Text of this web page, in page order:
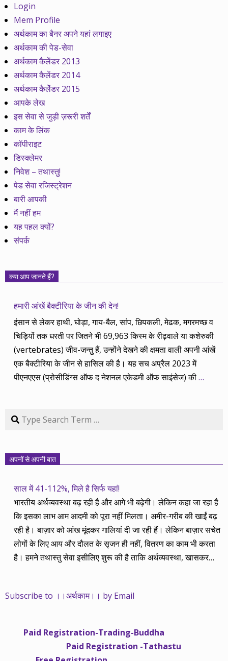
Login
Mem Profile
अर्थकाम का बैनर अपने यहां लगाइए
अर्थकाम की पेड-सेवा
अर्थकाम कैलेंडर 2013
अर्थकाम कैलेंडर 2014
अर्थकाम कैलेेंडर 2015
आपके लेख
इस सेवा से जुड़ी ज़रूरी शर्तें
काम के लिंक
कॉपीराइट
डिस्क्लेमर
निवेश – तथास्तु!
पेड सेवा रजिस्ट्रेशन
बारी आपकी
मैं नहीं हम
यह पहल क्यों?
संपर्क
क्या आप जानते हैं?
हमारी आंखें बैक्टीरिया के जीन की देन!
इंसान से लेकर हाथी, घोड़ा, गाय-बैल, सांप, छिपकली, मेढक, मगरमच्छ व
चिड़ियों तक धरती पर जितने भी 69,963 किस्म के रीढ़वाले या कशेरुकी
(vertebrates) जीव-जन्तु हैं, उन्होंने देखने की क्षमता वाली अपनी आंखें
एक बैक्टीरिया के जीन से हासिल की है। यह सच अप्रैल 2023 में
पीएनएएस (प्रोसीडिंग्स ऑफ द नेशनल एकेडमी ऑफ साइंसेज) की…
Search
अपनों से अपनी बात
साल में 41-112%, मिले है सिर्फ यहां!
भारतीय अर्थव्यवस्था बढ़ रही है और आगे भी बढ़ेगी। लेकिन कहा जा रहा है
कि इसका लाभ आम आदमी को पूरा नहीं मिलता। अमीर-गरीब की खाईं बढ़
रही है। बाज़ार को आंख मूंदकर गालियां दी जा रही हैं। लेकिन बाज़ार सचेत
लोगों के लिए आय और दौलत के सृजन ही नहीं, वितरण का काम भी करता
है। हमने तथास्तु सेवा इसीलिए शुरू की है ताकि अर्थव्यवस्था, खासकर
महंगाई की दर 10 प्रतिशत से ऊपर रहती है। वे भागकर जाते हैं सोने और
साढ़े चार सालों से अर्थकाम से जुड़े हैं, वे हमारी ईमानदारी और सत्यनिष्ठा से
भलीभांति वाकिफ हैं। शुरू में हम भी कच्चे थे तो बाज़ार के उस्तादों के जाल
Subscribe to ।।अर्थकाम।। by Email
Paid Registration-Trading-Buddha
Paid Registration -Tathastu